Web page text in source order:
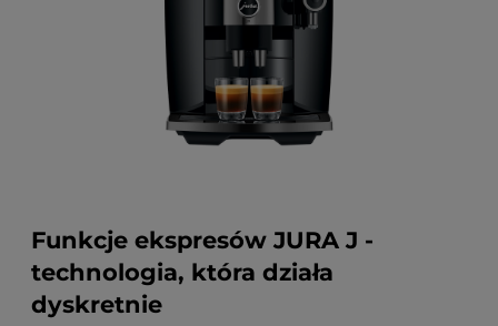
Funkcje ekspresów JURA J -
technologia, która działa
dyskretnie